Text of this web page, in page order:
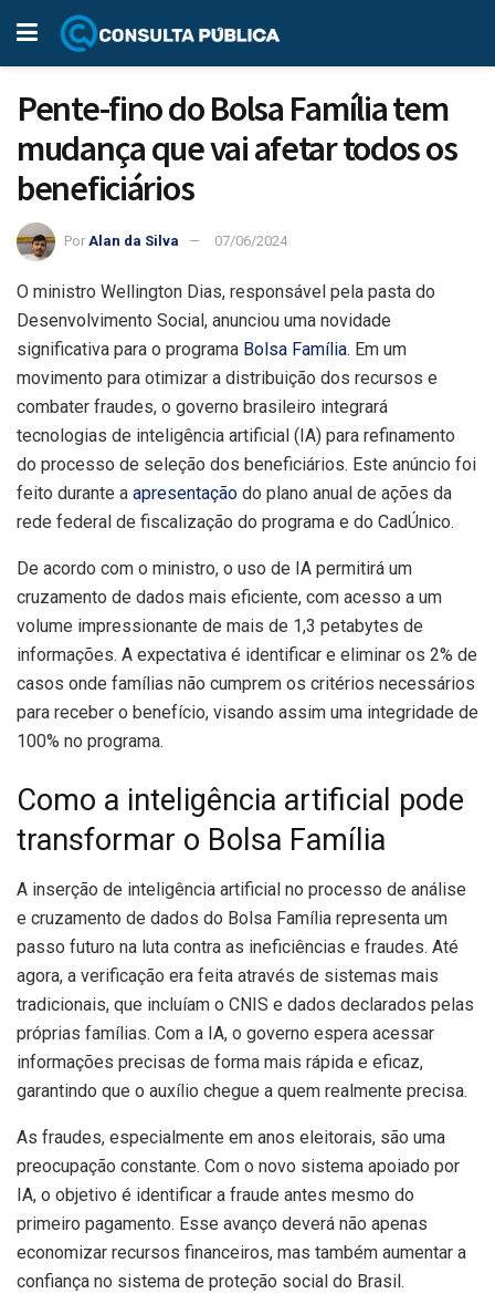
Pente-fino do Bolsa Família tem
mudança que vai afetar todos os
beneficiários
Por Alan da Silva 07/06/2024
O ministro Wellington Dias, responsável pela pasta do
Desenvolvimento Social, anunciou uma novidade
significativa para o programa Bolsa Família. Em um
movimento para otimizar a distribuição dos recursos e
combater fraudes, o governo brasileiro integrará
tecnologias de inteligência artificial (IA) para refinamento
do processo de seleção dos beneficiários. Este anúncio foi
feito durante a apresentação do plano anual de ações da
rede federal de fiscalização do programa e do CadÚnico.
De acordo com o ministro, o uso de IA permitirá um
cruzamento de dados mais eficiente, com acesso a um
volume impressionante de mais de 1,3 petabytes de
informações. A expectativa é identificar e eliminar os 2% de
casos onde famílias não cumprem os critérios necessários
para receber o benefício, visando assim uma integridade de
100% no programa.
Como a inteligência artificial pode
transformar o Bolsa Família
A inserção de inteligência artificial no processo de análise
e cruzamento de dados do Bolsa Família representa um
passo futuro na luta contra as ineficiências e fraudes. Até
agora, a verificação era feita através de sistemas mais
tradicionais, que incluíam o CNIS e dados declarados pelas
próprias famílias. Com a IA, o governo espera acessar
informações precisas de forma mais rápida e eficaz,
garantindo que o auxílio chegue a quem realmente precisa.
As fraudes, especialmente em anos eleitorais, são uma
preocupação constante. Com o novo sistema apoiado por
IA, o objetivo é identificar a fraude antes mesmo do
primeiro pagamento. Esse avanço deverá não apenas
economizar recursos financeiros, mas também aumentar a
confiança no sistema de proteção social do Brasil.